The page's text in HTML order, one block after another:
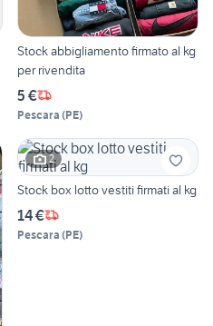
Stock abbigliamento firmato al kg
per rivendita
5 €
Pescara (PE)
2
Stock box lotto vestiti firmati al kg
14 €
Pescara (PE)